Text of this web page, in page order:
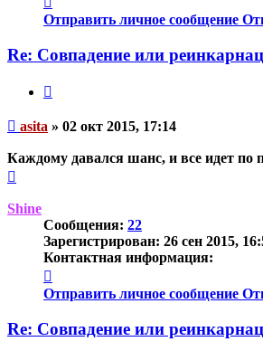
информация
пользователя
Отправить личное сообщение
Re: Совпадение или
Непрочитанное
asita » 02 окт 2015, 17:14
Каждому давался шанс, и все идет по
началу
Shine
Сообщения: 22
Зарегистрирован: 26 сен 2015,
Контактная информация:
информация
пользователя
Отправить личное сообщение
Re: Совпадение или